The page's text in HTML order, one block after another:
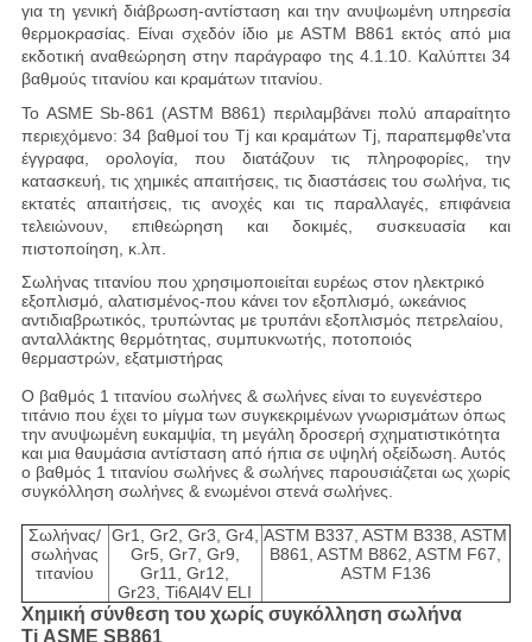
για τη γενική διάβρωση-αντίσταση και την ανυψωμένη υπηρεσία
θερμοκρασίας. Είναι σχεδόν ίδιο με ASTM B861 εκτός από μια
εκδοτική αναθεώρηση στην παράγραφο της 4.1.10. Καλύπτει 34
βαθμούς τιτανίου και κραμάτων τιτανίου.
Το ASME Sb-861 (ASTM B861) περιλαμβάνει πολύ απαραίτητο
περιεχόμενο: 34 βαθμοί του Tj και κραμάτων Tj, παραπεμφθε'ντα
έγγραφα, ορολογία, που διατάζουν τις πληροφορίες, την
κατασκευή, τις χημικές απαιτήσεις, τις διαστάσεις του σωλήνα, τις
εκτατές απαιτήσεις, τις ανοχές και τις παραλλαγές, επιφάνεια
τελειώνουν, επιθεώρηση και δοκιμές, συσκευασία και
πιστοποίηση, κ.λπ.
Σωλήνας τιτανίου που χρησιμοποιείται ευρέως στον ηλεκτρικό
εξοπλισμό, αλατισμένος-που κάνει τον εξοπλισμό, ωκεάνιος
αντιδιαβρωτικός, τρυπώντας με τρυπάνι εξοπλισμός πετρελαίου,
ανταλλάκτης θερμότητας, συμπυκνωτής, ποτοποιός
θερμαστρών, εξατμιστήρας
Ο βαθμός 1 τιτανίου σωλήνες & σωλήνες είναι το ευγενέστερο
τιτάνιο που έχει το μίγμα των συγκεκριμένων γνωρισμάτων όπως
την ανυψωμένη ευκαμψία, τη μεγάλη δροσερή σχηματιστικότητα
και μια θαυμάσια αντίσταση από ήπια σε υψηλή οξείδωση. Αυτός
ο βαθμός 1 τιτανίου σωλήνες & σωλήνες παρουσιάζεται ως χωρίς
συγκόλληση σωλήνες & ενωμένοι στενά σωλήνες.
Σωλήνας/
σωλήνας
τιτανίου
Gr1, Gr2, Gr3, Gr4,
Gr5, Gr7, Gr9,
Gr11, Gr12,
Gr23, Ti6Al4V ELI
ASTM B337, ASTM B338, ASTM
B861, ASTM B862, ASTM F67,
ASTM F136
Χημική σύνθεση του χωρίς συγκόλληση σωλήνα
Tj ASME SB861